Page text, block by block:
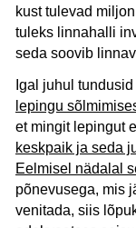
kust tulevad
tuleks linnahalli
seda soovib
Igal juhul
lepingu
et mingit lepingut
keskpaik ja seda
Eelmisel nädalal
põnevusega, mis
venitada, siis